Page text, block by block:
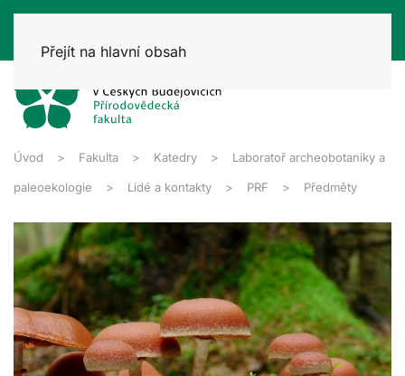
Přejít na hlavní obsah
Úvod Fakulta Katedry Laboratoř archeobotaniky a
paleoekologie Lidé a kontakty PRF Předměty